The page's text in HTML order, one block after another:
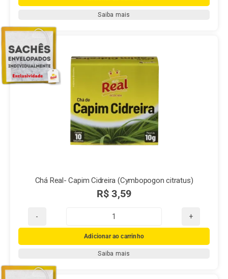
de
Pimenta
Preta
quantidade
Saiba mais
Chá Real- Capim Cidreira (Cymbopogon citratus)
R$ 3,59
Chá
Real-
Capim
Adicionar ao carrinho
Saiba mais